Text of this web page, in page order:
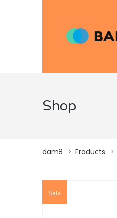
Shop
dam8 > Products >
Sale